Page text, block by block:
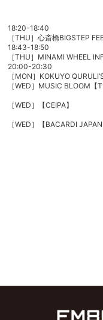
18:20-18:40
［THU］心斎橋BIGSTEP
18:43-18:50
［THU］MINAMI WHEEL
20:00-20:30
［MON］ KOKUYO
［WED］MUSIC BLOOM
［WED］【CEIPA】
［WED］ 【BACARDI JAPAN